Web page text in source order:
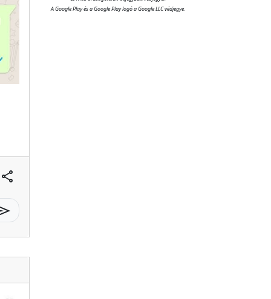
share
A Google Play és a Google Play logó a Google LLC védjegye.